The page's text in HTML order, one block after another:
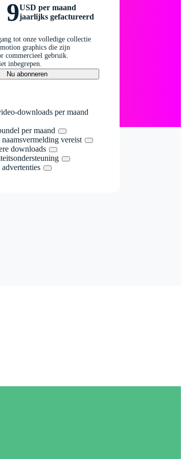
9USD per maand
jaarlijks gefactureerd
tot onze volledige collectie
graphics die zijn
commercieel gebruik.
inbegrepen.
Nu abonneren
downloads per maand
per maand
naamsvermelding vereist
downloads
advertenties